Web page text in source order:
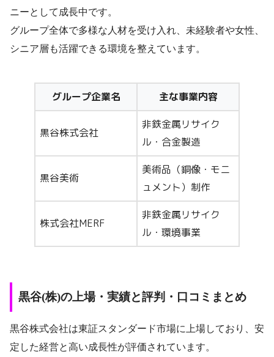
ニーとして成長中です。
グループ全体で多様な人材を受け入れ、未経験者や女性、
シニア層も活躍できる環境を整えています。
グループ企業名 主な事業内容
黒谷株式会社
非鉄金属リサイク
ル・合金製造
黒谷美術
美術品（銅像・モニ
ュメント）制作
株式会社MERF
非鉄金属リサイク
ル・環境事業
黒谷(株)の上場・実績と評判・口コミまとめ
黒谷株式会社は東証スタンダード市場に上場しており、安
定した経営と高い成長性が評価されています。